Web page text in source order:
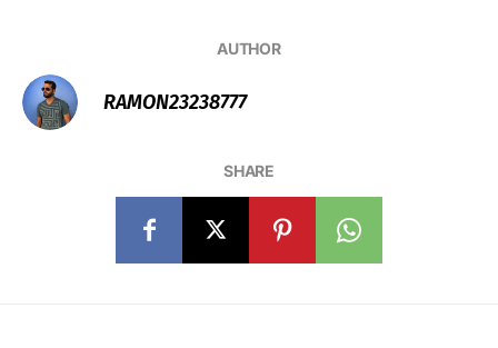
AUTHOR
RAMON23238777
SHARE